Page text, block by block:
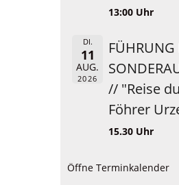
13:00 Uhr
DI.
11
AUG.
2026
// "Reise
Föhrer
15.30 Uhr
Öffne Terminkalender